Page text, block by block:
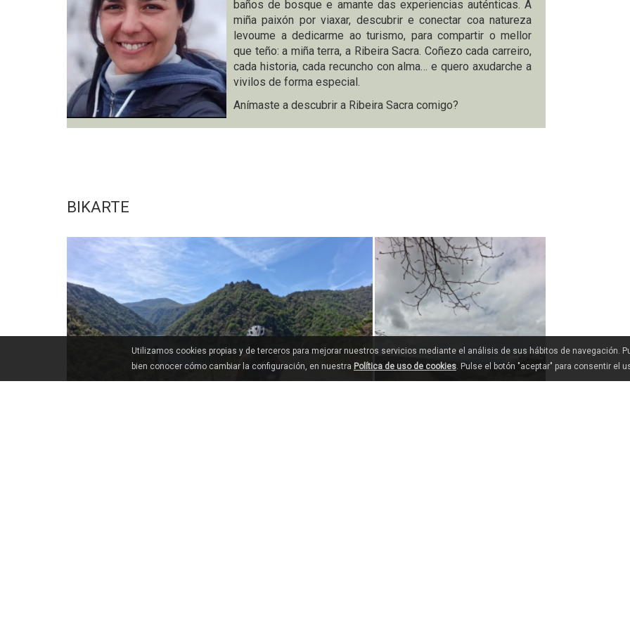
baños de bosque e amante das experiencias auténticas. A
miña paixón por viaxar, descubrir e conectar coa natureza
levoume a dedicarme ao turismo, para compartir o mellor
que teño: a miña terra, a Ribeira Sacra. Coñezo cada carreiro,
cada historia, cada recuncho con alma… e quero axudarche a
vivilos de forma especial.
Anímaste a descubrir a Ribeira Sacra comigo?
BIKARTE
Utilizamos cookies propias y de terceros para mejorar nuestros servicios mediante el análisis de sus hábitos de navegación.
bien conocer cómo cambiar la configuración, en nuestra Política de uso de cookies. Pulse el botón "aceptar" para consentir el